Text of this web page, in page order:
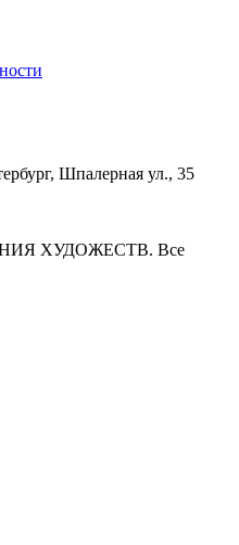
Шпалерная ул., 35
ХУДОЖЕСТВ. Все